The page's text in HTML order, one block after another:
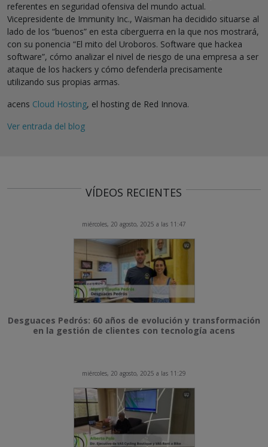
referentes en seguridad ofensiva del mundo actual.
Vicepresidente de Immunity Inc., Waisman ha decidido situarse al
lado de los “buenos” en esta ciberguerra en la que nos mostrará,
con su ponencia “El mito del Uroboros. Software que hackea
software”, cómo analizar el nivel de riesgo de una empresa a ser
ataque de los hackers y cómo defenderla precisamente
utilizando sus propias armas.
acens Cloud Hosting, el hosting de Red Innova.
Ver entrada del blog
VÍDEOS RECIENTES
miércoles, 20 agosto, 2025 a las 11:47
Desguaces Pedrós: 60 años de evolución y transformación
en la gestión de clientes con tecnología acens
miércoles, 20 agosto, 2025 a las 11:29